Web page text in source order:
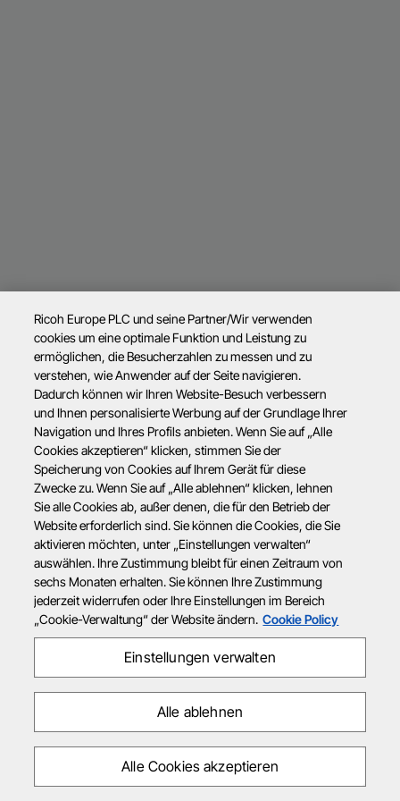
Ricoh Europe PLC und seine Partner/Wir verwenden
cookies um eine optimale Funktion und Leistung zu
ermöglichen, die Besucherzahlen zu messen und zu
verstehen, wie Anwender auf der Seite navigieren.
Dadurch können wir Ihren Website-Besuch verbessern
und Ihnen personalisierte Werbung auf der Grundlage Ihrer
Navigation und Ihres Profils anbieten. Wenn Sie auf „Alle
Cookies akzeptieren“ klicken, stimmen Sie der
Speicherung von Cookies auf Ihrem Gerät für diese
Zwecke zu. Wenn Sie auf „Alle ablehnen“ klicken, lehnen
Sie alle Cookies ab, außer denen, die für den Betrieb der
Website erforderlich sind. Sie können die Cookies, die Sie
aktivieren möchten, unter „Einstellungen verwalten“
auswählen. Ihre Zustimmung bleibt für einen Zeitraum von
sechs Monaten erhalten. Sie können Ihre Zustimmung
jederzeit widerrufen oder Ihre Einstellungen im Bereich
„Cookie-Verwaltung“ der Website ändern. Cookie Policy
Einstellungen verwalten
Alle ablehnen
Alle Cookies akzeptieren